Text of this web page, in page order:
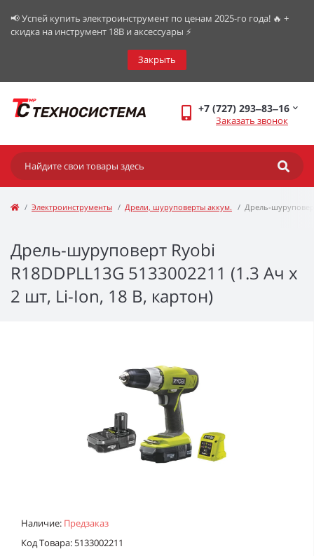
📢 Успей купить электроинструмент по ценам 2025-го года! 🔥 +
скидка на инструмент 18В и аксессуары ⚡️
Закрыть
+7 (727) 293‒83‒16
Заказать звонок
Электроинструменты Дрели, шуруповерты аккум. Дрель-
Дрель-шуруповерт Ryobi
R18DDPLL13G 5133002211 (1.3 Ач x
2 шт, Li-Ion, 18 В, картон)
Наличие: Предзаказ
Код Товара: 5133002211